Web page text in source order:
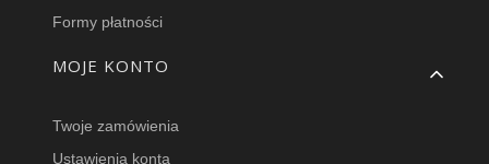
Formy płatności
MOJE KONTO
Twoje zamówienia
Ustawienia konta